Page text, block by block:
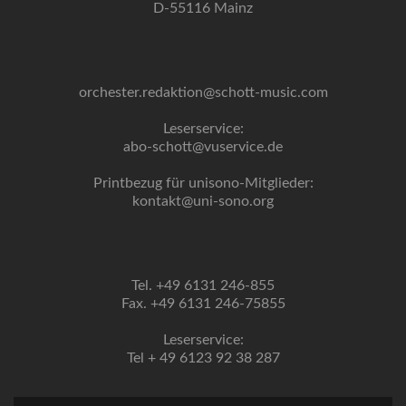
D-55116 Mainz
orchester.redaktion@schott-music.com
Leserservice:
abo-schott@vuservice.de
Printbezug für unisono-Mitglieder:
kontakt@uni-sono.org
Tel. +49 6131 246-855
Fax. +49 6131 246-75855
Leserservice:
Tel + 49 6123 92 38 287